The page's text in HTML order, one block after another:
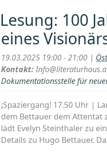
Lesung: 100
eines
19.03.2025 19:00 - 21:00 |
Kontakt:
Dokumentationsstelle für
¡Spaziergang! 17.50 Uhr |
dem Bettauer dem Attentat
lädt Evelyn Steinthaler zu
Details zu Hugo Bettauer.